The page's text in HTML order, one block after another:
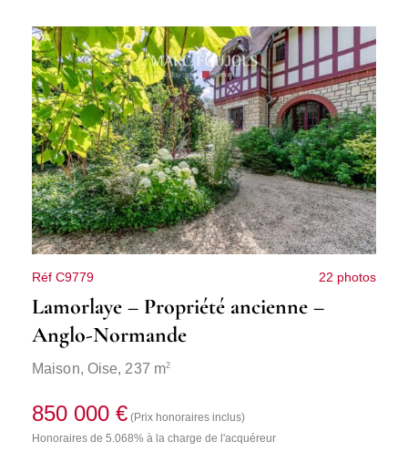
Réf C9779 22 photos
Lamorlaye – Propriété ancienne –
Anglo-Normande
Maison, Oise, 237 m2
850 000 € (Prix honoraires inclus)
Honoraires de 5.068% à la charge de l'acquéreur